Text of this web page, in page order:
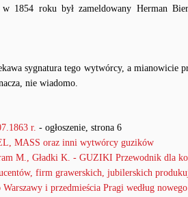
1854 roku był zameldowany Herman
sygnatura tego wytwórcy, a mianowicie
nie wiadomo.
r. - ogłoszenie, strona 6
MASS oraz inni wytwórcy guzików
M., Gładki K. - GUZIKI Przewodnik dla
firm grawerskich, jubilerskich
i przedmieścia Pragi według